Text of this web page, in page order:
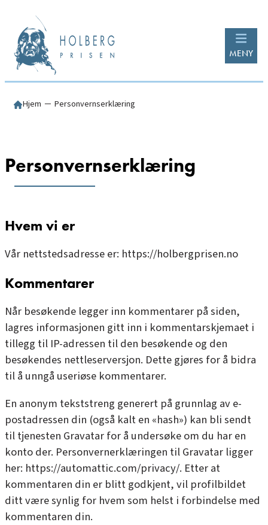
innhold
MENY
Hjem ─ Personvernserklæring
Personvernserklæring
Hvem vi er
Vår nettstedsadresse er: https://holbergprisen.no
Kommentarer
Når besøkende legger inn kommentarer på siden,
lagres informasjonen gitt inn i kommentarskjemaet i
tillegg til IP-adressen til den besøkende og den
besøkendes nettleserversjon. Dette gjøres for å bidra
til å unngå useriøse kommentarer.
En anonym tekststreng generert på grunnlag av e-
postadressen din (også kalt en «hash») kan bli sendt
til tjenesten Gravatar for å undersøke om du har en
konto der. Personvernerklæringen til Gravatar ligger
her: https://automattic.com/privacy/. Etter at
kommentaren din er blitt godkjent, vil profilbildet
ditt være synlig for hvem som helst i forbindelse med
kommentaren din.